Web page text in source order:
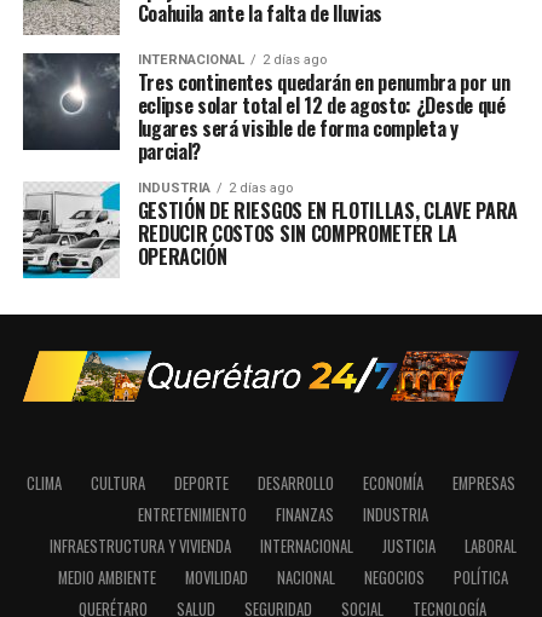
Coahuila ante la falta de lluvias
INTERNACIONAL 2 días ago
Tres continentes quedarán en penumbra por un
eclipse solar total el 12 de agosto: ¿Desde qué
lugares será visible de forma completa y
parcial?
INDUSTRIA 2 días ago
GESTIÓN DE RIESGOS EN FLOTILLAS, CLAVE PARA
REDUCIR COSTOS SIN COMPROMETER LA
OPERACIÓN
CLIMA CULTURA DEPORTE DESARROLLO ECONOMÍA
EMPRESAS
ENTRETENIMIENTO
FINANZAS
INDUSTRIA
INFRAESTRUCTURA Y VIVIENDA
INTERNACIONAL JUSTICIA
LABORAL
MEDIO AMBIENTE
MOVILIDAD NACIONAL NEGOCIOS
POLÍTICA
QUERÉTARO
SALUD SEGURIDAD SOCIAL TECNOLOGÍA